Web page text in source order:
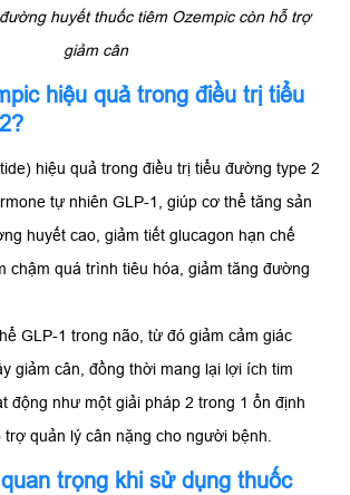
huyết thuốc tiêm Ozempic còn hỗ trợ
giảm cân
hiệu quả trong điều trị tiểu
hiệu quả trong điều trị tiểu đường type 2
tự nhiên GLP-1, giúp cơ thể tăng sản
huyết cao, giảm tiết glucagon hạn chế
chậm quá trình tiêu hóa, giảm tăng đường
GLP-1 trong não, từ đó giảm cảm giác
giảm cân, đồng thời mang lại lợi ích tim
động như một giải pháp 2 trong 1 ổn định
quản lý cân nặng cho người bệnh.
trọng khi sử dụng thuốc